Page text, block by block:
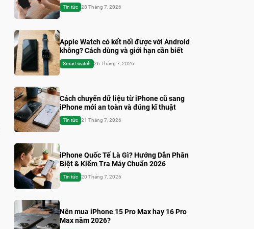
Tin tức 28 Tháng 7, 2026
Apple Watch có kết nối được với Android
không? Cách dùng và giới hạn cần biết
Smart watch 26 Tháng 7, 2026
Cách chuyển dữ liệu từ iPhone cũ sang
iPhone mới an toàn và đúng kĩ thuật
Tin tức 21 Tháng 7, 2026
iPhone Quốc Tế Là Gì? Hướng Dẫn Phân
Biệt & Kiểm Tra Máy Chuẩn 2026
Tin tức 20 Tháng 7, 2026
Nên mua iPhone 15 Pro Max hay 16 Pro
Max năm 2026?